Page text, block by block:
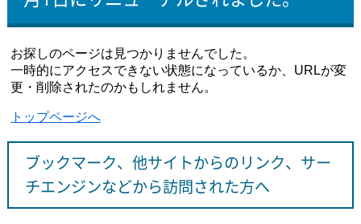
お探しのページは見つかりませんでした。
一時的にアクセスできない状態になっているか、URLが変
更・削除されたのかもしれません。
トップページへ
ブックマーク、他サイトからのリンク、サー
チエンジンなどから訪問された方へ